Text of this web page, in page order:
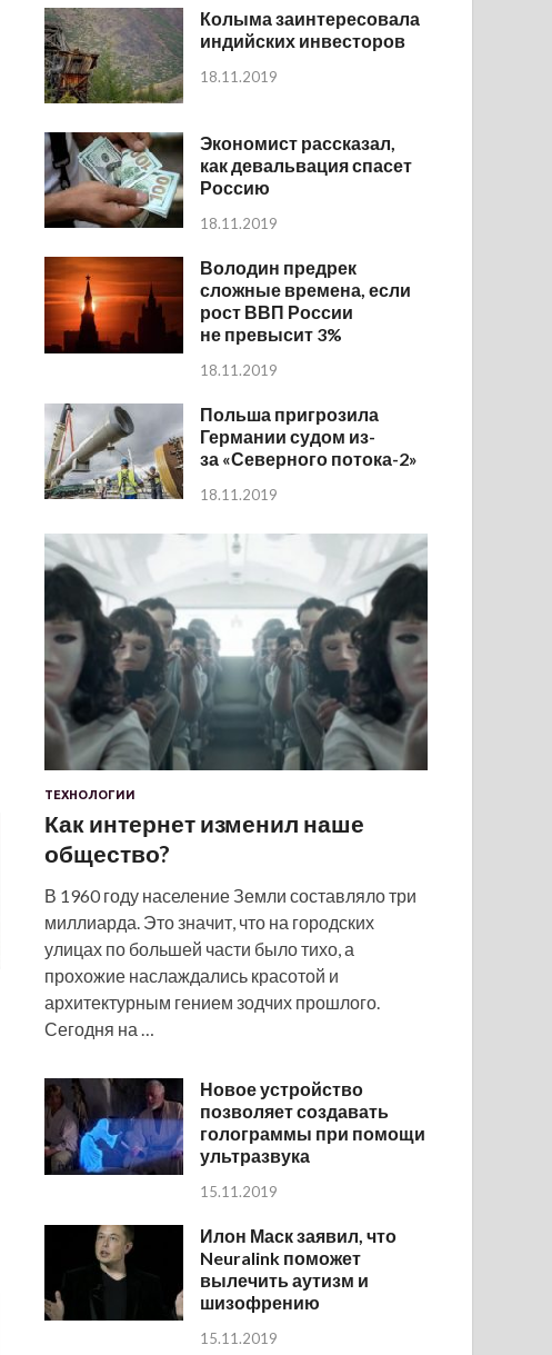
Колыма заинтересовала
индийских инвесторов
18.11.2019
Экономист рассказал,
как девальвация спасет
Россию
18.11.2019
Володин предрек
сложные времена, если
рост ВВП России
не превысит 3%
18.11.2019
Польша пригрозила
Германии судом из-
за «Северного потока-2»
18.11.2019
ТЕХНОЛОГИИ
Как интернет изменил наше
общество?
В 1960 году население Земли составляло три
миллиарда. Это значит, что на городских
улицах по большей части было тихо, а
прохожие наслаждались красотой и
архитектурным гением зодчих прошлого.
Сегодня на …
Новое устройство
позволяет создавать
голограммы при помощи
ультразвука
15.11.2019
Илон Маск заявил, что
Neuralink поможет
вылечить аутизм и
шизофрению
15.11.2019